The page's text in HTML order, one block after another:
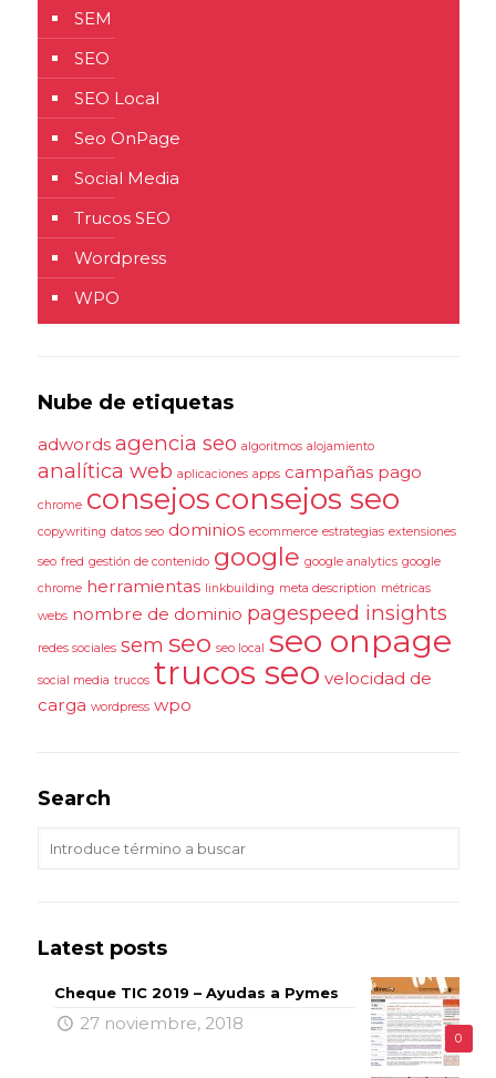
SEM
SEO
SEO Local
Seo OnPage
Social Media
Trucos SEO
Wordpress
WPO
Nube de etiquetas
adwords agencia seo algoritmos alojamiento
analítica web aplicaciones apps campañas pago
chrome consejosconsejos seo
copywriting datos seo dominios ecommerce estrategias extensiones
seo fred gestión de contenido google google analytics google
chrome herramientas linkbuilding meta description métricas
webs nombre de dominio pagespeed insights
redes sociales sem seo seo local seo onpage
social media trucos trucos seo velocidad de
carga wordpress wpo
Search
Latest posts
0
Cheque TIC 2019 – Ayudas a Pymes
27 noviembre, 2018